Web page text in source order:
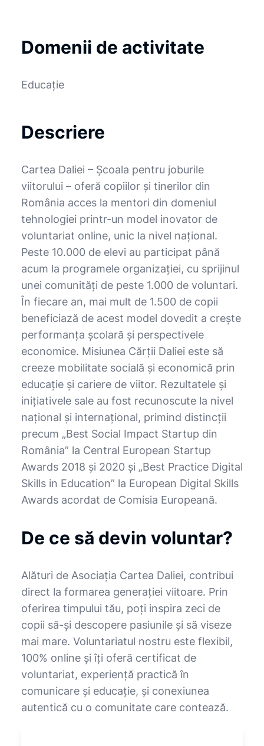
Domenii de activitate
Educație
Descriere
Cartea Daliei – Școala pentru joburile
viitorului – oferă copiilor și tinerilor din
România acces la mentori din domeniul
tehnologiei printr-un model inovator de
voluntariat online, unic la nivel național.
Peste 10.000 de elevi au participat până
acum la programele organizației, cu sprijinul
unei comunități de peste 1.000 de voluntari.
În fiecare an, mai mult de 1.500 de copii
beneficiază de acest model dovedit a crește
performanța școlară și perspectivele
economice. Misiunea Cărții Daliei este să
creeze mobilitate socială și economică prin
educație și cariere de viitor. Rezultatele și
inițiativele sale au fost recunoscute la nivel
național și internațional, primind distincții
precum „Best Social Impact Startup din
România” la Central European Startup
Awards 2018 şi 2020 și „Best Practice Digital
Skills in Education” la European Digital Skills
Awards acordat de Comisia Europeană.
De ce să devin voluntar?
Alături de Asociația Cartea Daliei, contribui
direct la formarea generației viitoare. Prin
oferirea timpului tău, poți inspira zeci de
copii să-și descopere pasiunile și să viseze
mai mare. Voluntariatul nostru este flexibil,
100% online și îți oferă certificat de
voluntariat, experiență practică în
comunicare și educație, și conexiunea
autentică cu o comunitate care contează.